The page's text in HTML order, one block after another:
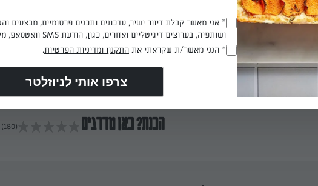
לתוך המנג'טים עם כף או כפית, לאחר שמסיימים מכניסים לתנור
דקות
הכנת? כאן מדרגים (180)
(חובה)
* אני מאשר קבלת דיוור ישיר, עדכונים ותכנים פרסומיים, מבצעים
ושותפיה, בערוצים דיגיטליים ואחרים, כגון, הודעת SMS וואטסאפ, מייל
(חובה)
* הנני מאשר/ת שקראתי את התקנון ומדיניות הפרטיות.